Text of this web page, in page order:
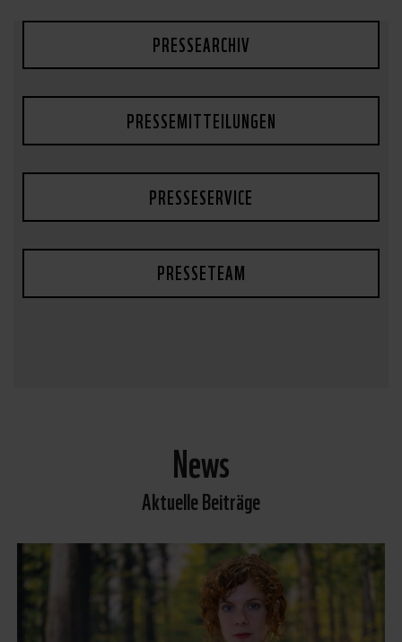
PRESSEARCHIV
PRESSEMITTEILUNGEN
PRESSESERVICE
PRESSETEAM
News
Aktuelle Beiträge